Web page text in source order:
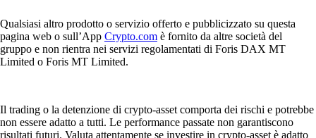
Qualsiasi altro prodotto o servizio offerto e pubblicizzato su questa
pagina web o sull’App Crypto.com è fornito da altre società del
gruppo e non rientra nei servizi regolamentati di Foris DAX MT
Limited o Foris MT Limited.
Il trading o la detenzione di crypto-asset comporta dei rischi e potrebbe
non essere adatto a tutti. Le performance passate non garantiscono
risultati futuri. Valuta attentamente se investire in crypto-asset è adatto